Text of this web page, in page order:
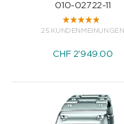
010-02722-11
25 KUNDENMEINUNGEN
CHF 2'949.00